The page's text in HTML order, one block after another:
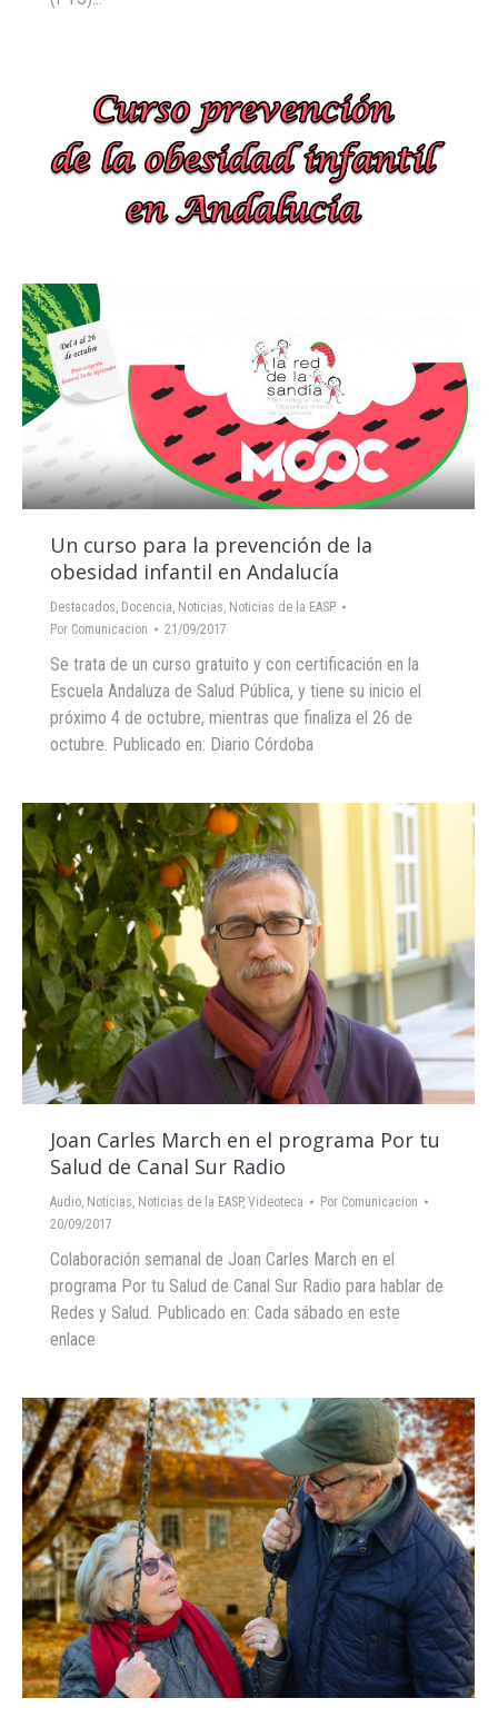
Un curso para la prevención de la
obesidad infantil en Andalucía
Destacados, Docencia, Noticias, Noticias de la EASP
Por Comunicacion 21/09/2017
Se trata de un curso gratuito y con certificación en la
Escuela Andaluza de Salud Pública, y tiene su inicio el
próximo 4 de octubre, mientras que finaliza el 26 de
octubre. Publicado en: Diario Córdoba
Joan Carles March en el programa Por tu
Salud de Canal Sur Radio
Audio, Noticias, Noticias de la EASP, Videoteca Por Comunicacion
20/09/2017
Colaboración semanal de Joan Carles March en el
programa Por tu Salud de Canal Sur Radio para hablar de
Redes y Salud. Publicado en: Cada sábado en este
enlace